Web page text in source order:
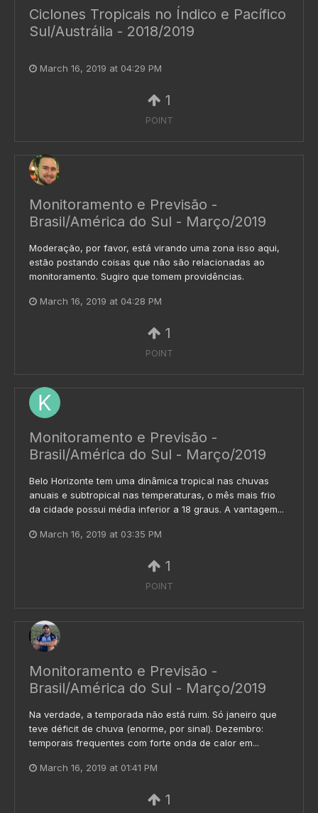
Ciclones Tropicais no Índico e Pacífico
Sul/Austrália - 2018/2019
March 16, 2019 at 04:29 PM
1
POINT
Monitoramento e Previsão -
Brasil/América do Sul - Março/2019
Moderação, por favor, está virando uma zona isso aqui,
estão postando coisas que não são relacionadas ao
monitoramento. Sugiro que tomem providências.
March 16, 2019 at 04:28 PM
1
POINT
Monitoramento e Previsão -
Brasil/América do Sul - Março/2019
Belo Horizonte tem uma dinâmica tropical nas chuvas
anuais e subtropical nas temperaturas, o mês mais frio
da cidade possui média inferior a 18 graus. A vantagem...
March 16, 2019 at 03:35 PM
1
POINT
Monitoramento e Previsão -
Brasil/América do Sul - Março/2019
Na verdade, a temporada não está ruim. Só janeiro que
teve déficit de chuva (enorme, por sinal). Dezembro:
temporais frequentes com forte onda de calor em...
March 16, 2019 at 01:41 PM
1